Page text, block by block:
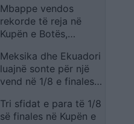
Mbappe vendos
rekorde të reja në
Kupën e Botës,
emra legjendarë
Meksika dhe Ekuadori
luajnë sonte për një
vend në 1/8 e finales,
formacionet zyrtare
Tri sfidat e para të 1/8
së finales në Kupën e